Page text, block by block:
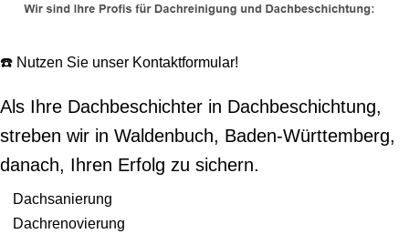
☎️ Nutzen Sie unser Kontaktformular!
Als Ihre Dachbeschichter in Dachbeschichtung,
streben wir in Waldenbuch, Baden-Württemberg,
danach, Ihren Erfolg zu sichern.
Dachsanierung
Dachrenovierung